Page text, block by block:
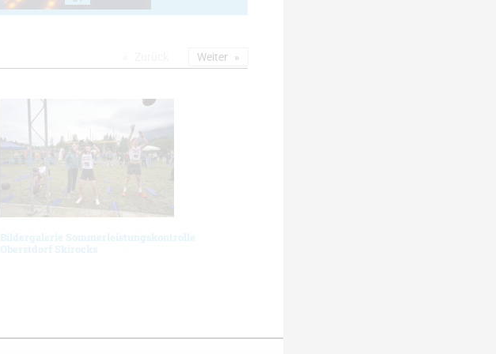
Bildergalerie Sommerleistungskontrolle
Oberstdorf Skirocks
Weiter